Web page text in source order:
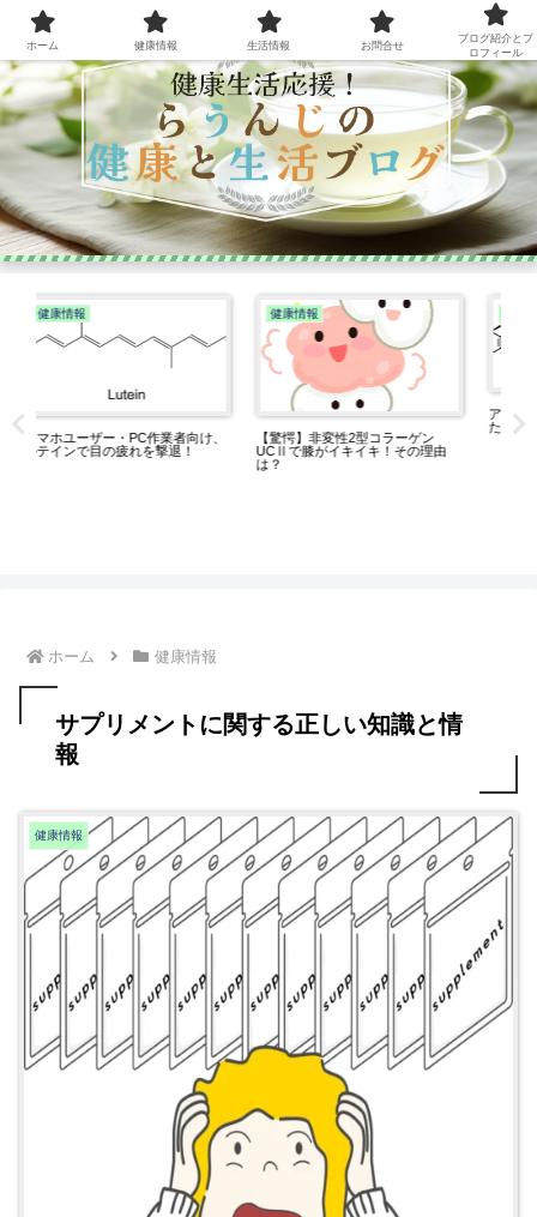
健康情報
アスタキサンチン、健康と美容の
健康情報
母乳に秘められた免疫の力！ラク
トフェリンとは？
ホーム 健康情報
サプリメントに関する正しい知識と情
報
健康情報
ホーム 健康情報 生活情報 お問合せ
ブログ紹介とプ
ロフィール